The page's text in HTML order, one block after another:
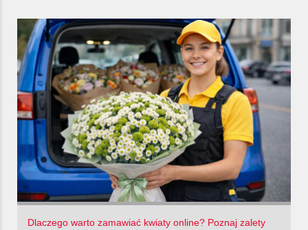
Dlaczego warto zamawiać kwiaty online? Poznaj zalety